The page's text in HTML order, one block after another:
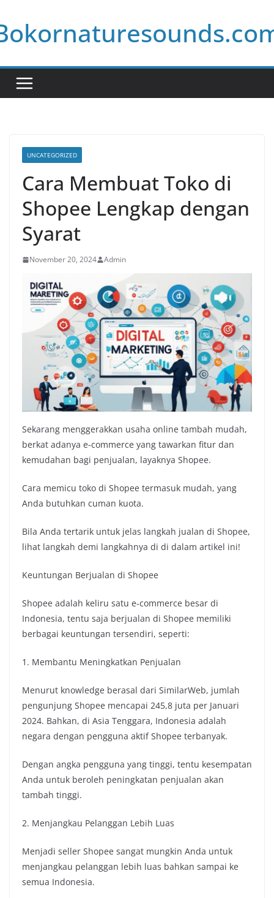
to
content
UNCATEGORIZED
Cara Membuat Toko di
Shopee Lengkap dengan
Syarat
November 20, 2024 Admin
Sekarang menggerakkan usaha online tambah mudah,
berkat adanya e-commerce yang tawarkan fitur dan
kemudahan bagi penjualan, layaknya Shopee.
Cara memicu toko di Shopee termasuk mudah, yang
Anda butuhkan cuman kuota.
Bila Anda tertarik untuk jelas langkah jualan di Shopee,
lihat langkah demi langkahnya di di dalam artikel ini!
Keuntungan Berjualan di Shopee
Shopee adalah keliru satu e-commerce besar di
Indonesia, tentu saja berjualan di Shopee memiliki
berbagai keuntungan tersendiri, seperti:
1. Membantu Meningkatkan Penjualan
Menurut knowledge berasal dari SimilarWeb, jumlah
pengunjung Shopee mencapai 245,8 juta per Januari
2024. Bahkan, di Asia Tenggara, Indonesia adalah
negara dengan pengguna aktif Shopee terbanyak.
Dengan angka pengguna yang tinggi, tentu kesempatan
Anda untuk beroleh peningkatan penjualan akan
tambah tinggi.
2. Menjangkau Pelanggan Lebih Luas
Menjadi seller Shopee sangat mungkin Anda untuk
menjangkau pelanggan lebih luas bahkan sampai ke
semua Indonesia.